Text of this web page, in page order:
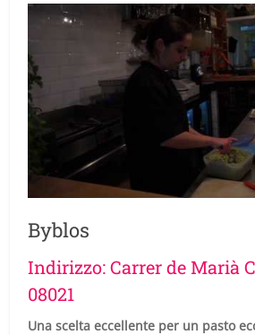
Byblos
Indirizzo: Carrer de Marià
08021
Una scelta eccellente per un pasto